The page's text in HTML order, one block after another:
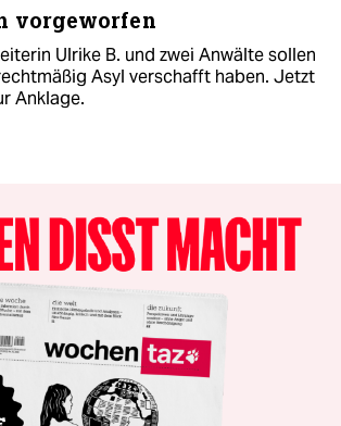
vorgeworfen
Ulrike B. und zwei Anwälte sollen
Asyl verschafft haben. Jetzt
Anklage.